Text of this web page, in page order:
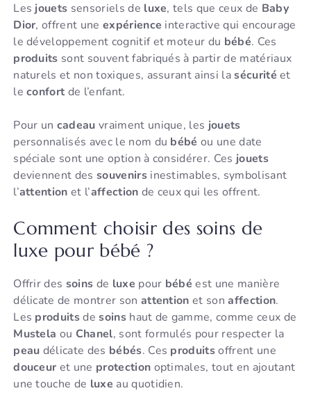
Les jouets sensoriels de luxe, tels que ceux de Baby
Dior, offrent une expérience interactive qui encourage
le développement cognitif et moteur du bébé. Ces
produits sont souvent fabriqués à partir de matériaux
naturels et non toxiques, assurant ainsi lasécurité et
leconfort de l’enfant.
Pour un cadeau vraiment unique, les jouets
personnalisés avec le nom du bébé ou une date
spéciale sont une option à considérer. Ces jouets
deviennent des souvenirsinestimables, symbolisant
l’attention et l’affection de ceux qui les offrent.
Comment choisir des soins de
luxe pour bébé ?
Offrir des soins de luxe pour bébé est une manière
délicate de montrer son attention et sonaffection.
Les produitsdesoinshaut de gamme, comme ceux de
Mustela ou Chanel, sont formulés pour respecter la
peau délicate des bébés. Ces produitsoffrent une
douceur et une protection optimales, tout en ajoutant
une touche de luxe au quotidien.